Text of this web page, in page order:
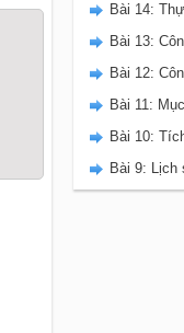
Bài 11:
Bài 9: Lịch